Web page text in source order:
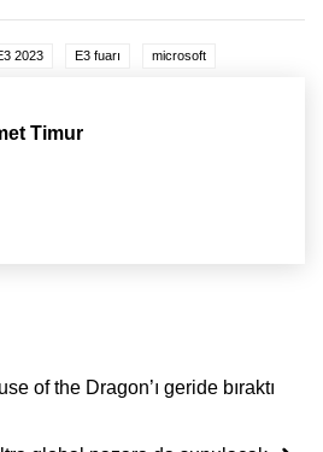
2023 E3 fuarı microsoft
Timur
of the Dragon’ı geride bıraktı